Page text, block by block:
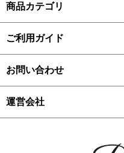
商品カテゴリ
ご利用ガイド
お問い合わせ
運営会社